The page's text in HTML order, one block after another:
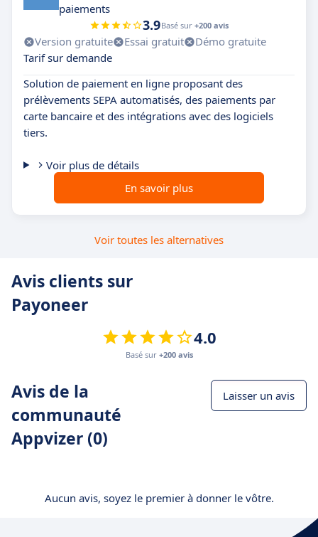
paiements
3.9Basé sur +200 avis
Version gratuite Essai gratuit
Démo gratuite
Tarif sur demande
Solution de paiement en ligne proposant des
prélèvements SEPA automatisés, des paiements par
carte bancaire et des intégrations avec des logiciels
tiers.
Voir plus de détails
En savoir plus
Voir toutes les alternatives
Avis clients sur
Payoneer
4.0
Basé sur +200 avis
Avis de la
communauté
Appvizer (0)
Laisser un avis
Aucun avis, soyez le premier à donner le vôtre.